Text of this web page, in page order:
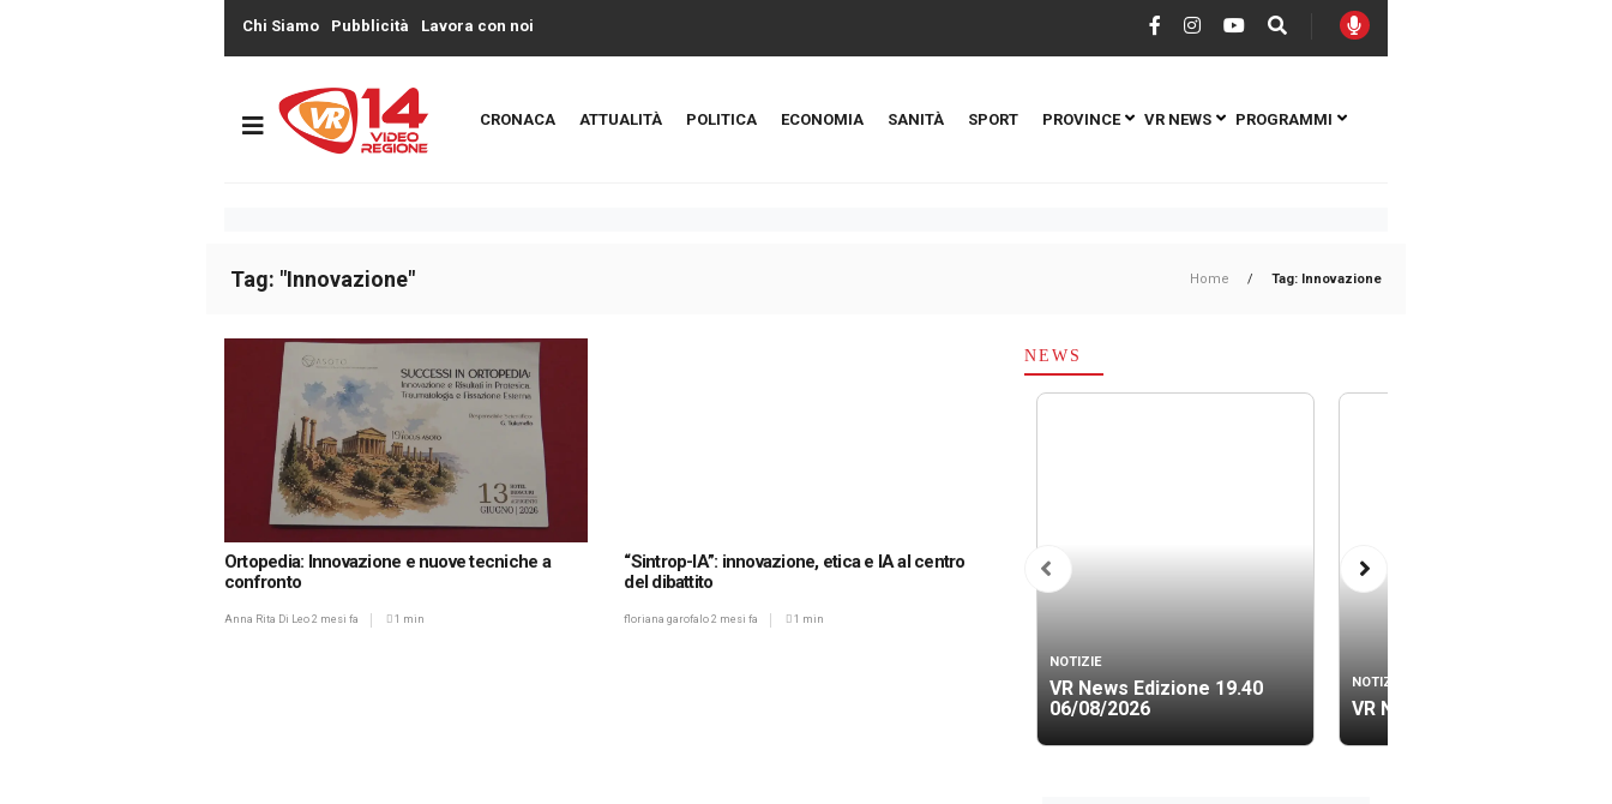
Chi Siamo Pubblicità Lavora con noi
CRONACA ATTUALITÀ POLITICA ECONOMIA SANITÀ SPORT PROVINCE VR NEWS PROGRAMMI
Tag: "Innovazione" Home / Tag: Innovazione
Ortopedia: Innovazione e nuove tecniche a
confronto
Anna Rita Di Leo 2 mesi fa 1 min
“Sintrop-IA”: innovazione, etica e IA al centro
del dibattito
floriana garofalo2 mesi fa 1 min
NEWS
NOTIZIE
VR News Edizione 19.40
06/08/2026
NOTIZIE
VR News Lis 06/08/2026